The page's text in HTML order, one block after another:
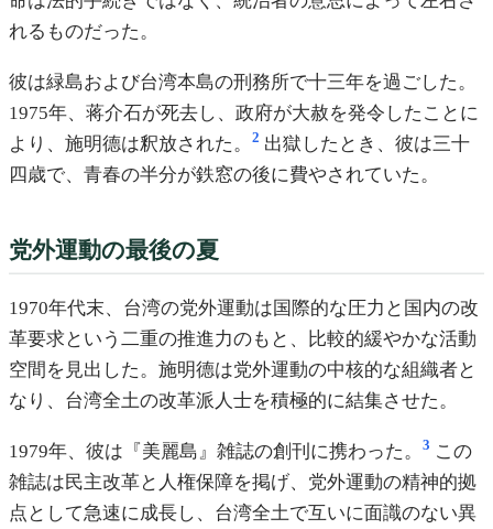
れるものだった。
彼は緑島および台湾本島の刑務所で十三年を過ごした。
1975年、蒋介石が死去し、政府が大赦を発令したことに
より、施明德は釈放された。
2 出獄したとき、彼は三十
四歳で、青春の半分が鉄窓の後に費やされていた。
党外運動の最後の夏
1970年代末、台湾の党外運動は国際的な圧力と国内の改
革要求という二重の推進力のもと、比較的緩やかな活動
空間を見出した。施明德は党外運動の中核的な組織者と
なり、台湾全土の改革派人士を積極的に結集させた。
1979年、彼は『美麗島』雑誌の創刊に携わった。 3 この
雑誌は民主改革と人権保障を掲げ、党外運動の精神的拠
点として急速に成長し、台湾全土で互いに面識のない異